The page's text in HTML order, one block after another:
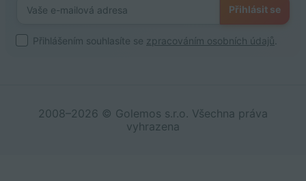
Přihlásit se
Přihlášením souhlasíte se zpracováním osobních údajů
2008–2026 © Golemos s.r.o. Všechna práva
vyhrazena